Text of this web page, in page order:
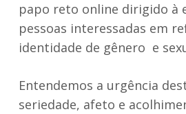
papo reto online dirigido à
pessoas interessadas em
identidade de gênero e
Entendemos a urgência
seriedade, afeto e